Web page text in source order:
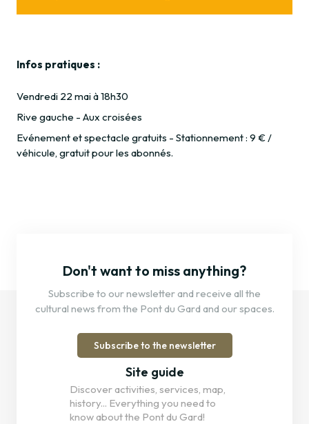
Infos pratiques :
Vendredi 22 mai à 18h30
Rive gauche - Aux croisées
Evénement et spectacle gratuits - Stationnement : 9 € /
véhicule, gratuit pour les abonnés.
Don't want to miss anything?
Subscribe to our newsletter and receive all the
cultural news from the Pont du Gard and our spaces.
Subscribe to the newsletter
Site guide
Discover activities, services, map,
history... Everything you need to
know about the Pont du Gard!